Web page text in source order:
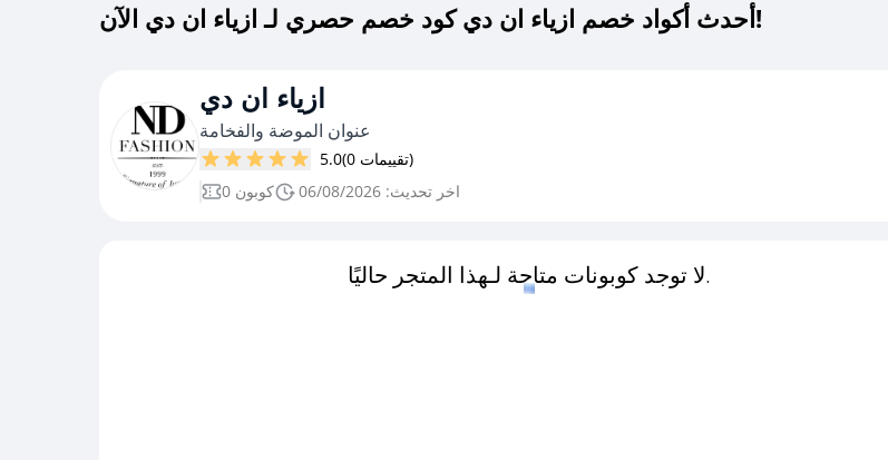
أحدث أكواد خصم ازياء ان دي كود خصم حصري لـ ازياء ان دي الآن!
ازياء ان دي
عنوان الموضة والفخامة
5.0
(0 تقييمات)
0 كوبون
اخر تحديث: 06/08/2026
لا توجد كوبونات متاحة لـهذا المتجر حاليًا.